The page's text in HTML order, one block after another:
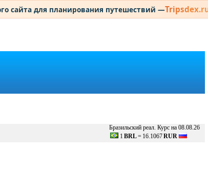
сайта для планирования путешествий —
Бразильский реал. Курс на 08.08.26
1 BRL= 16.1067RUR